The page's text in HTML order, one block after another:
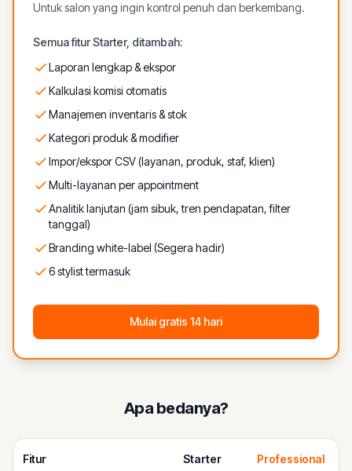
Untuk salon yang ingin kontrol penuh dan berkembang.
Semua fitur Starter, ditambah:
Laporan lengkap & ekspor
Kalkulasi komisi otomatis
Manajemen inventaris & stok
Kategori produk & modifier
Impor/ekspor CSV (layanan, produk, staf, klien)
Multi-layanan per appointment
Analitik lanjutan (jam sibuk, tren pendapatan, filter
tanggal)
Branding white-label (Segera hadir)
6 stylist termasuk
Mulai gratis 14 hari
Apa bedanya?
Fitur Starter Professional